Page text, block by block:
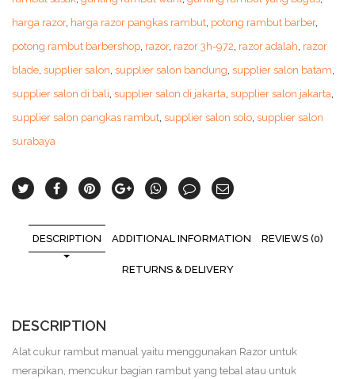
harga razor, harga razor pangkas rambut, potong rambut barber,
potong rambut barbershop, razor, razor 3h-972, razor adalah, razor
blade, supplier salon, supplier salon bandung, supplier salon batam,
supplier salon di bali, supplier salon di jakarta, supplier salon jakarta,
supplier salon pangkas rambut, supplier salon solo, supplier salon
surabaya
DESCRIPTION ADDITIONAL INFORMATION REVIEWS (0)
RETURNS & DELIVERY
DESCRIPTION
Alat cukur rambut manual yaitu menggunakan Razor untuk
merapikan, mencukur bagian rambut yang tebal atau untuk